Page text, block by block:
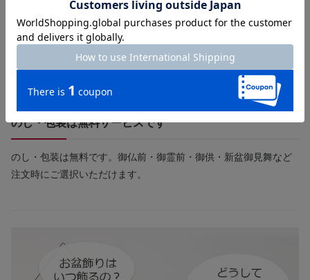
のし・包装は無料サービスです
のし・包装は無料です。御仏前・御霊前・御供・新盆御見舞など
注文時にご選択いただけます。